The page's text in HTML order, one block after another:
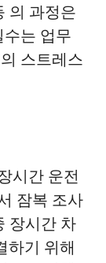
의 과정은
는 업무
스트레스
시간 운전
잠복 조사
장시간 차
하기 위해